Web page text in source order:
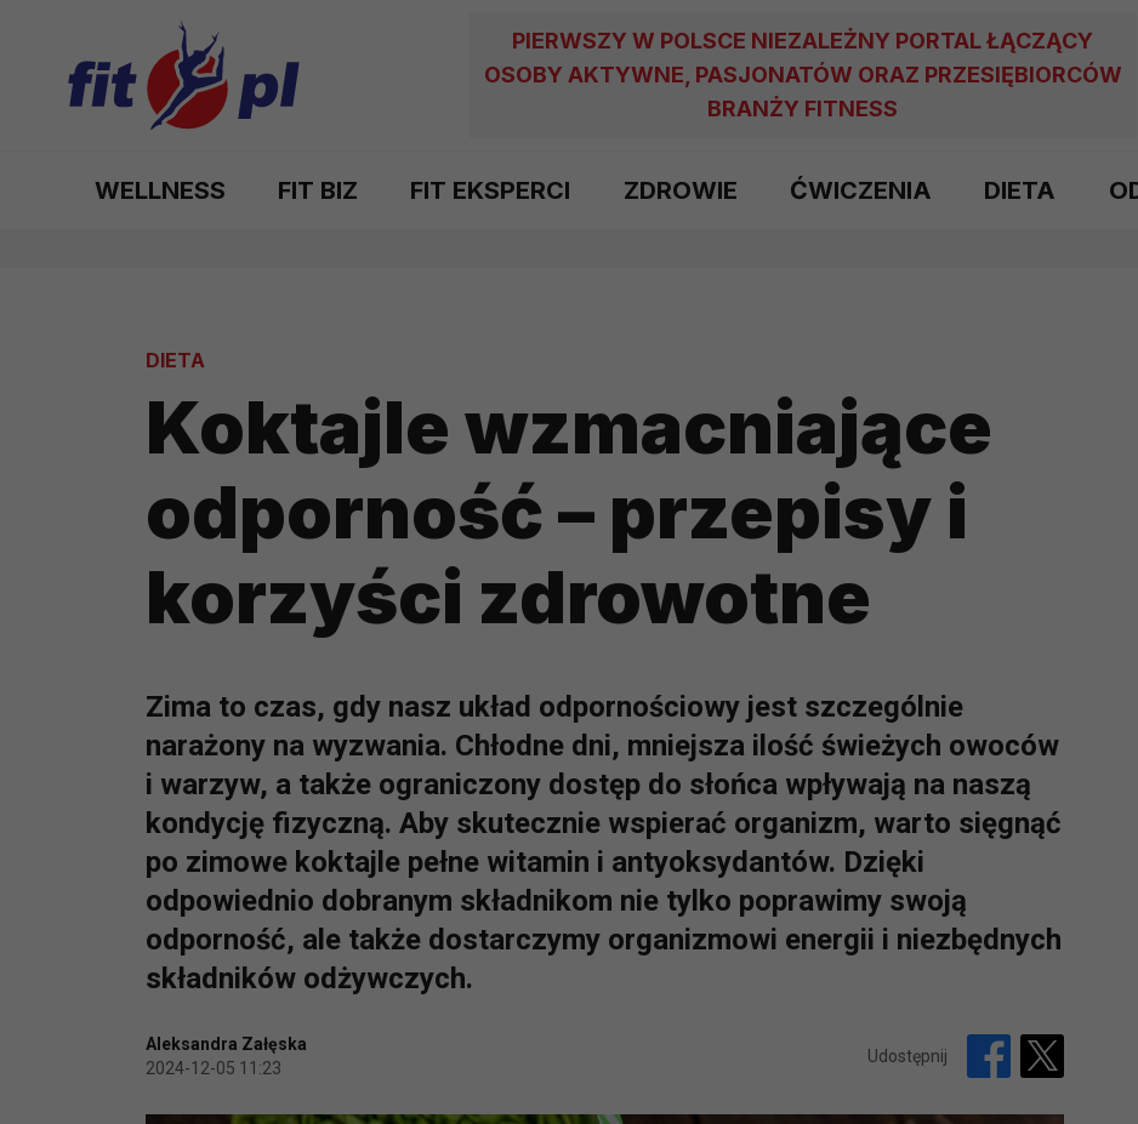
PIERWSZY W POLSCE NIEZALEŻNY PORTAL ŁĄCZĄCY
OSOBY AKTYWNE, PASJONATÓW ORAZ PRZESIĘBIORCÓW
BRANŻY FITNESS
WELLNESS FIT BIZ FIT EKSPERCI ZDROWIE ĆWICZENIA DIETA
DIETA
Koktajle wzmacniające
odporność – przepisy i
korzyści zdrowotne
Zima to czas, gdy nasz układ odpornościowy jest szczególnie
narażony na wyzwania. Chłodne dni, mniejsza ilość świeżych owoców
i warzyw, a także ograniczony dostęp do słońca wpływają na naszą
kondycję fizyczną. Aby skutecznie wspierać organizm, warto sięgnąć
po zimowe koktajle pełne witamin i antyoksydantów. Dzięki
odpowiednio dobranym składnikom nie tylko poprawimy swoją
odporność, ale także dostarczymy organizmowi energii i niezbędnych
składników odżywczych.
Aleksandra Załęska
2024-12-05 11:23
Udostępnij